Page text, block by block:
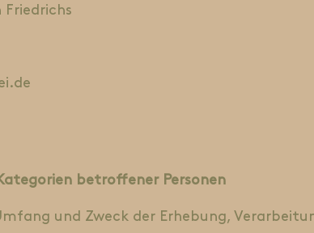
betroffener Personen
und Zweck der Erhebung,